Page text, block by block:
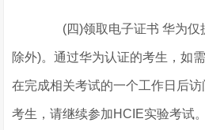
(四)领取电子证书 华为仅
除外)。通过华为认证的考生，如
在完成相关考试的一个工作日后
考生，请继续参加HCIE实验考试。